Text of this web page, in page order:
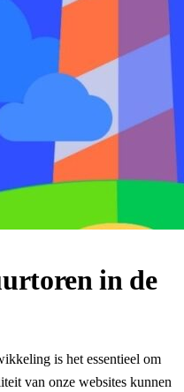
in de
is het essentieel om
van onze websites kunnen